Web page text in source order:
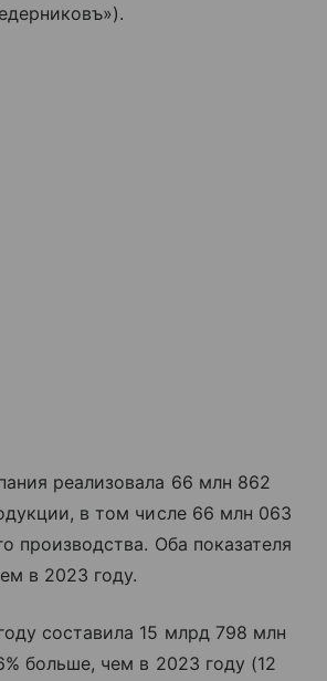
реализовала 66 млн 862
в том числе 66 млн 063
производства. Оба показателя
в 2023 году.
составила 15 млрд 798 млн
больше, чем в 2023 году (12